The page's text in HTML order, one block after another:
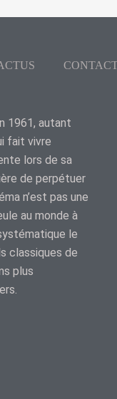
1961, autant
fait vivre
lors de sa
de perpétuer
n’est pas une
au monde à
le
classiques de
plus